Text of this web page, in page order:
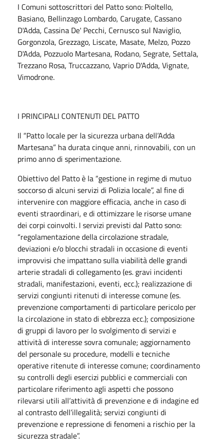
I Comuni sottoscrittori del Patto sono: Pioltello,
Basiano, Bellinzago Lombardo, Carugate, Cassano
D'Adda, Cassina De' Pecchi, Cernusco sul Naviglio,
Gorgonzola, Grezzago, Liscate, Masate, Melzo, Pozzo
D'Adda, Pozzuolo Martesana, Rodano, Segrate, Settala,
Trezzano Rosa, Truccazzano, Vaprio D'Adda, Vignate,
Vimodrone.
I PRINCIPALI CONTENUTI DEL PATTO
Il “Patto locale per la sicurezza urbana dell’Adda
Martesana” ha durata cinque anni, rinnovabili, con un
primo anno di sperimentazione.
Obiettivo del Patto è la “gestione in regime di mutuo
soccorso di alcuni servizi di Polizia locale”, al fine di
intervenire con maggiore efficacia, anche in caso di
eventi straordinari, e di ottimizzare le risorse umane
dei corpi coinvolti. I servizi previsti dal Patto sono:
“regolamentazione della circolazione stradale,
deviazioni e/o blocchi stradali in occasione di eventi
improvvisi che impattano sulla viabilità delle grandi
arterie stradali di collegamento (es. gravi incidenti
stradali, manifestazioni, eventi, ecc.); realizzazione di
servizi congiunti ritenuti di interesse comune (es.
prevenzione comportamenti di particolare pericolo per
la circolazione in stato di ebbrezza ecc.); composizione
di gruppi di lavoro per lo svolgimento di servizi e
attività di interesse sovra comunale; aggiornamento
del personale su procedure, modelli e tecniche
operative ritenute di interesse comune; coordinamento
su controlli degli esercizi pubblici e commerciali con
particolare riferimento agli aspetti che possono
rilevarsi utili all’attività di prevenzione e di indagine ed
al contrasto dell’illegalità; servizi congiunti di
prevenzione e repressione di fenomeni a rischio per la
sicurezza stradale”.